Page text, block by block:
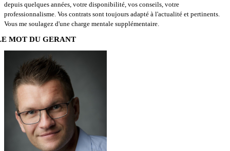
depuis quelques années, votre disponibilité, vos conseils, votre
professionnalisme. Vos contrats sont toujours adapté à l'actualité et pertinents.
Vous me soulagez d'une charge mentale supplémentaire.
MOT DU GERANT